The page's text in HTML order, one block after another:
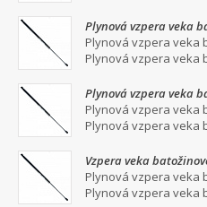
Plynová vzpera veka
Plynová vzpera veka
Plynová vzpera veka
Plynová vzpera veka
Plynová vzpera veka
Plynová vzpera veka
Vzpera veka
Plynová vzpera veka
Plynová vzpera veka